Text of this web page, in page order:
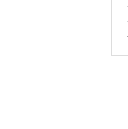
·
·
·